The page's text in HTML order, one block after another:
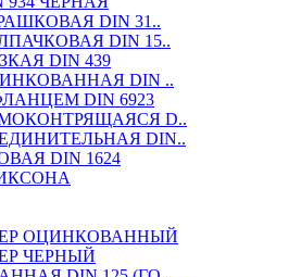
DIN 31..
DIN 15..
DIN 439
DIN ..
DIN 6923
D..
DIN..
DIN 1624
ОЦИНКОВАННЫЙ
ЧЕРНЫЙ